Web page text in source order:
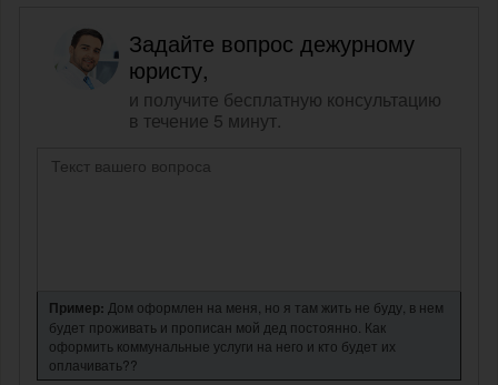
Задайте вопрос дежурному
юристу,
и получите бесплатную консультацию
в течение 5 минут.
Пример: Дом оформлен на меня, но я там жить не буду, в нем
будет проживать и прописан мой дед постоянно. Как
оформить коммунальные услуги на него и кто будет их
оплачивать??